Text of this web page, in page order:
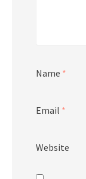
Name *
Email *
Website